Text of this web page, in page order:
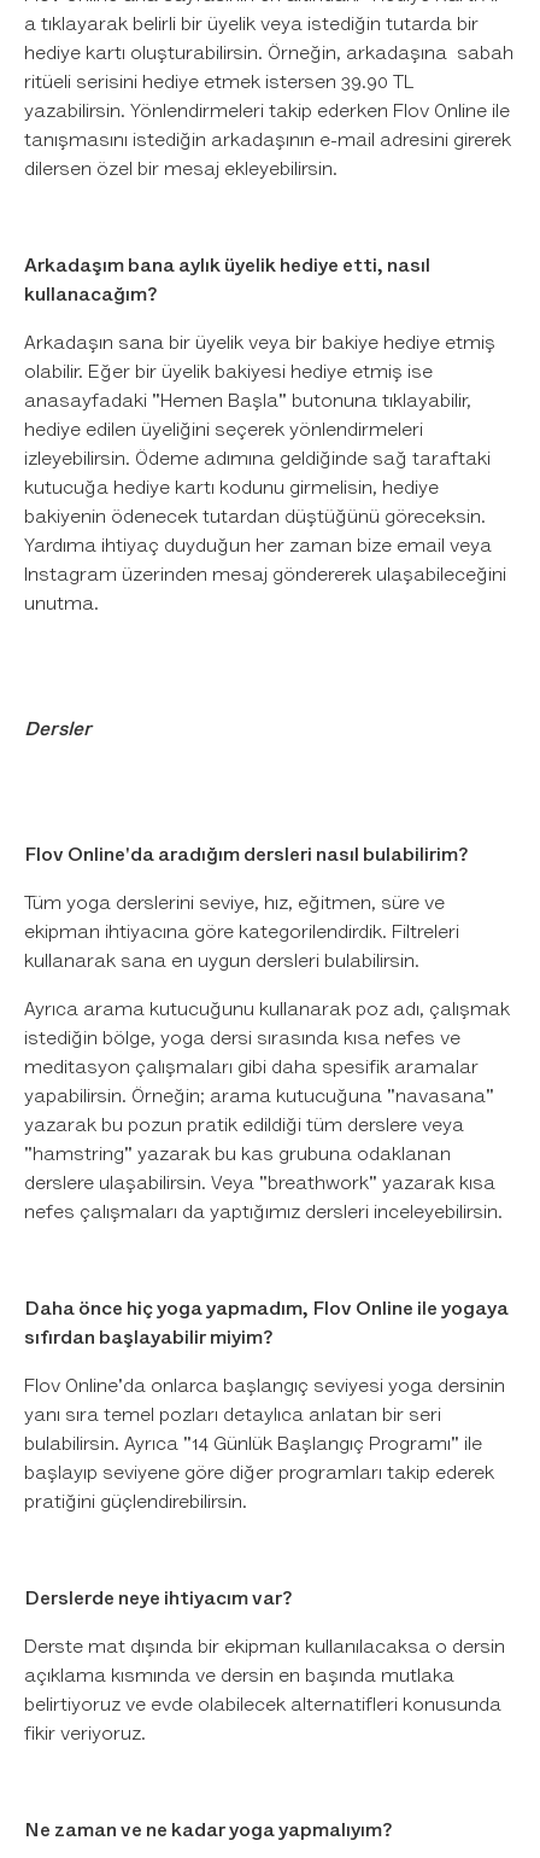
a tıklayarak belirli bir üyelik veya istediğin tutarda bir
hediye kartı oluşturabilirsin. Örneğin, arkadaşına sabah
ritüeli serisini hediye etmek istersen 39.90 TL
yazabilirsin. Yönlendirmeleri takip ederken Flov Online ile
tanışmasını istediğin arkadaşının e-mail adresini girerek
dilersen özel bir mesaj ekleyebilirsin.
Arkadaşım bana aylık üyelik hediye etti, nasıl
kullanacağım?
Arkadaşın sana bir üyelik veya bir bakiye hediye etmiş
olabilir. Eğer bir üyelik bakiyesi hediye etmiş ise
anasayfadaki "Hemen Başla" butonuna tıklayabilir,
hediye edilen üyeliğini seçerek yönlendirmeleri
izleyebilirsin. Ödeme adımına geldiğinde sağ taraftaki
kutucuğa hediye kartı kodunu girmelisin, hediye
bakiyenin ödenecek tutardan düştüğünü göreceksin.
Yardıma ihtiyaç duyduğun her zaman bize email veya
Instagram üzerinden mesaj göndererek ulaşabileceğini
unutma.
Dersler
Flov Online'da aradığım dersleri nasıl bulabilirim?
Tüm yoga derslerini seviye, hız, eğitmen, süre ve
ekipman ihtiyacına göre kategorilendirdik. Filtreleri
kullanarak sana en uygun dersleri bulabilirsin.
Ayrıca arama kutucuğunu kullanarak poz adı, çalışmak
istediğin bölge, yoga dersi sırasında kısa nefes ve
meditasyon çalışmaları gibi daha spesifik aramalar
yapabilirsin. Örneğin; arama kutucuğuna "navasana"
yazarak bu pozun pratik edildiği tüm derslere veya
"hamstring" yazarak bu kas grubuna odaklanan
derslere ulaşabilirsin. Veya "breathwork" yazarak kısa
nefes çalışmaları da yaptığımız dersleri inceleyebilirsin.
Daha önce hiç yoga yapmadım, Flov Online ile yogaya
sıfırdan başlayabilir miyim?
Flov Online'da onlarca başlangıç seviyesi yoga dersinin
yanı sıra temel pozları detaylıca anlatan bir seri
bulabilirsin. Ayrıca "14 Günlük Başlangıç Programı" ile
başlayıp seviyene göre diğer programları takip ederek
pratiğini güçlendirebilirsin.
Derslerde neye ihtiyacım var?
Derste mat dışında bir ekipman kullanılacaksa o dersin
açıklama kısmında ve dersin en başında mutlaka
belirtiyoruz ve evde olabilecek alternatifleri konusunda
fikir veriyoruz.
Ne zaman ve ne kadar yoga yapmalıyım?